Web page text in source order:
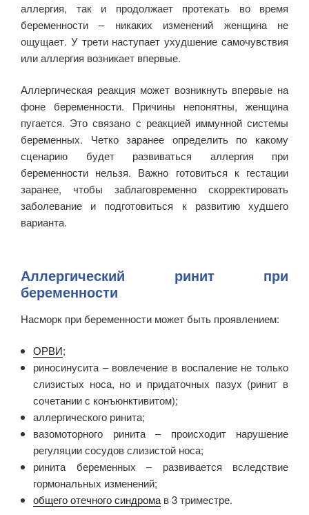
аллергия, так и продолжает протекать во время
беременности – никаких изменений женщина не
ощущает. У трети наступает ухудшение самочувствия
или аллергия возникает впервые.
Аллергическая реакция может возникнуть впервые на
фоне беременности. Причины непонятны, женщина
пугается. Это связано с реакцией иммунной системы
беременных. Четко заранее определить по какому
сценарию будет развиваться аллергия при
беременности нельзя. Важно готовиться к гестации
заранее, чтобы заблаговременно скорректировать
заболевание и подготовиться к развитию худшего
варианта.
Аллергический ринит при
беременности
Насморк при беременности может быть проявлением:
ОРВИ;
риносинусита – вовлечение в воспаление не только
слизистых носа, но и придаточных пазух (ринит в
сочетании с конъюнктивитом);
аллергического ринита;
вазомоторного ринита – происходит нарушение
регуляции сосудов слизистой носа;
ринита беременных – развивается вследствие
гормональных изменений;
общего отечного синдромав 3 триместре.